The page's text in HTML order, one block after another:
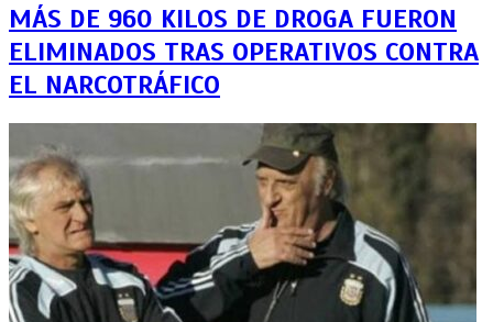
MÁS DE 960 KILOS DE DROGA FUERON
ELIMINADOS TRAS OPERATIVOS CONTRA
EL NARCOTRÁFICO